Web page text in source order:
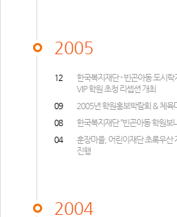
2005
12
한국복지재단 - 빈곤아동 도시
VIP 학원 초청 리셉션 개최
09
2005년 학원홍보박람회 & 체육
08
한국복지재단 “빈곤아동 학원보
04
훈장마을, 어린이재단 초록우산
진행
2004